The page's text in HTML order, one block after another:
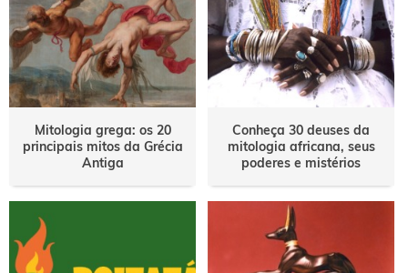
Mitologia grega: os 20
principais mitos da Grécia
Antiga
Conheça 30 deuses da
mitologia africana, seus
poderes e mistérios